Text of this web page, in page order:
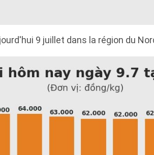
9 juillet dans la région du